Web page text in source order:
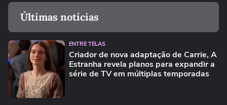
Últimas notícias
ENTRE TELAS
Criador de nova adaptação de Carrie, A
Estranha revela planos para expandir a
série de TV em múltiplas temporadas